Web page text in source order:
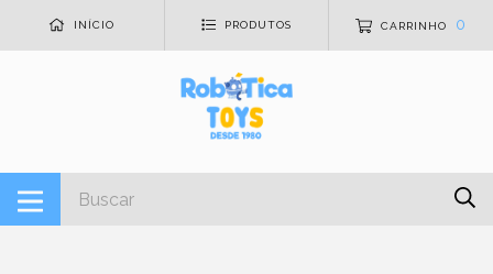
INÍCIO PRODUTOS CARRINHO 0